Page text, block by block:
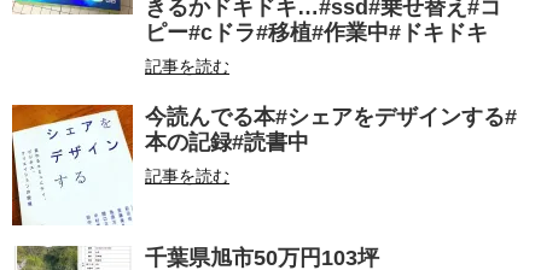
きるかドキドキ…#ssd#乗せ替え#コ
ピー#cドラ#移植#作業中#ドキドキ
記事を読む
今読んでる本#シェアをデザインする#
本の記録#読書中
記事を読む
千葉県旭市50万円103坪